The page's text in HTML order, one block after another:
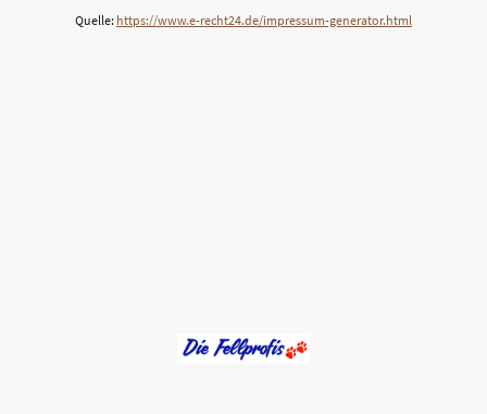
Quelle: https://www.e-recht24.de/impressum-generator.html